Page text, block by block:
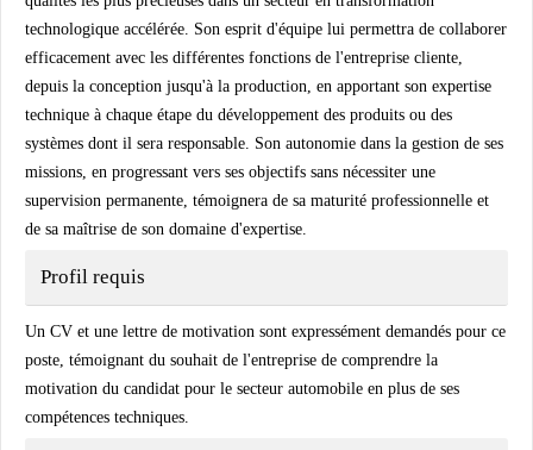
technologique accélérée. Son esprit d'équipe lui permettra de collaborer
efficacement avec les différentes fonctions de l'entreprise cliente,
depuis la conception jusqu'à la production, en apportant son expertise
technique à chaque étape du développement des produits ou des
systèmes dont il sera responsable. Son autonomie dans la gestion de ses
missions, en progressant vers ses objectifs sans nécessiter une
supervision permanente, témoignera de sa maturité professionnelle et
de sa maîtrise de son domaine d'expertise.
Profil requis
Un CV et une lettre de motivation sont expressément demandés pour ce
poste, témoignant du souhait de l'entreprise de comprendre la
motivation du candidat pour le secteur automobile en plus de ses
compétences techniques.